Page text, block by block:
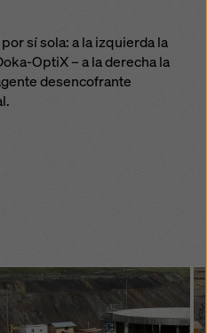
sí sola: a la izquierda la
OptiX – a la derecha la
desencofrante